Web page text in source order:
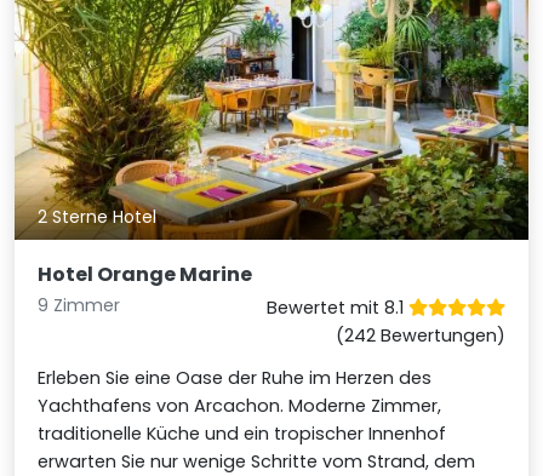
2 Sterne Hotel
Hotel Orange Marine
9 Zimmer
Bewertet mit 8.1
(242 Bewertungen)
Erleben Sie eine Oase der Ruhe im Herzen des
Yachthafens von Arcachon. Moderne Zimmer,
traditionelle Küche und ein tropischer Innenhof
erwarten Sie nur wenige Schritte vom Strand, dem